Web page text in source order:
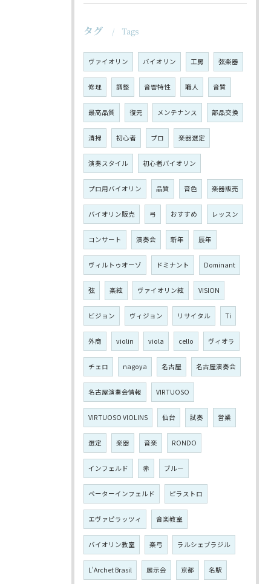
タグ Tags
ヴァイオリン バイオリン 工房 弦楽器
修理 調整 音響特性 職人 音質
最高品質 復元 メンテナンス 部品交換
清掃 初心者 プロ 楽器選定
演奏スタイル 初心者バイオリン
プロ用バイオリン 品質 音色 楽器販売
バイオリン販売 弓 おすすめ レッスン
コンサート 演奏会 新年 辰年
ヴィルトゥオーゾ ドミナント Dominant
弦 楽絃 ヴァイオリン絃 VISION
ビジョン ヴィジョン リサイタル Ti
外商 violin viola cello ヴィオラ
チェロ nagoya 名古屋 名古屋演奏会
名古屋演奏会情報 VIRTUOSO
VIRTUOSO VIOLINS 仙台 試奏 営業
選定 楽器 音楽 RONDO
インフェルド 赤 ブルー
ペーターインフェルド ピラストロ
エヴァピラッツィ 音楽教室
バイオリン教室 楽弓 ラルシェブラジル
L'Archet Brasil 展示会 京都 名駅